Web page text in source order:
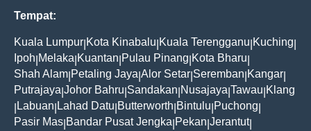
Tempat:
Kuala Lumpur Kota Kinabalu Kuala Terengganu Kuching
Ipoh Melaka Kuantan Pulau Pinang Kota Bharu
Shah Alam Petaling Jaya Alor Setar Seremban Kangar
Putrajaya Johor Bahru Sandakan Nusajaya Tawau Klang
Labuan Lahad Datu Butterworth Bintulu Puchong
Pasir Mas Bandar Pusat Jengka Pekan Jerantut|